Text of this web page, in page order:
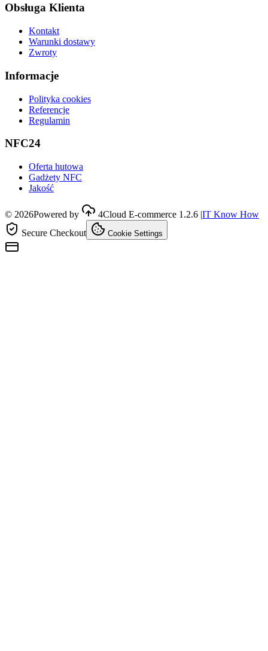
Obsługa Klienta
Kontakt
Warunki dostawy
Zwroty
Informacje
Polityka cookies
Referencje
Regulamin
NFC24
Oferta hutowa
Gadżety NFC
Jakość
© 2026Powered by 4Cloud E-commerce 1.2.6 |IT Know How
Secure Checkout
Cookie Settings